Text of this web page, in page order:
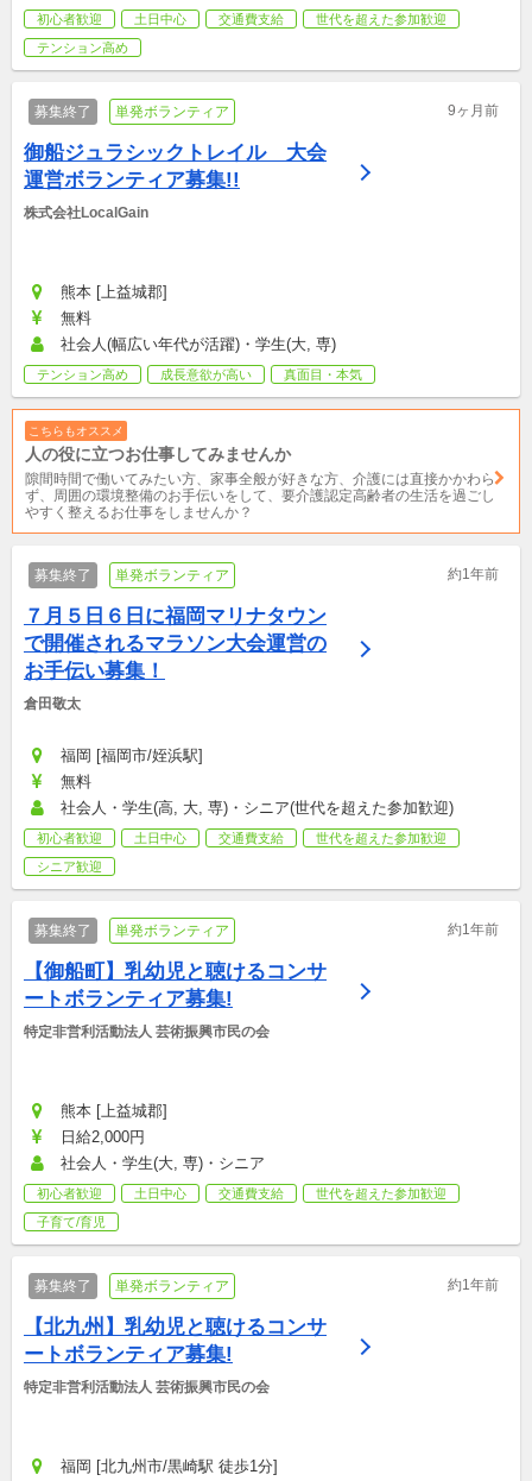
初心者歓迎 土日中心 交通費支給
世代を超えた参加歓迎
テンション高め
募集終了 単発ボランティア 9ヶ月前
御船ジュラシックトレイル　大会
運営ボランティア募集!!
株式会社LocalGain
熊本 [上益城郡]
無料
社会人(幅広い年代が活躍)・学生(大, 専)
テンション高め 成長意欲が高い 真面目・本気
こちらもオススメ
人の役に立つお仕事してみませんか
隙間時間で働いてみたい方、家事全般が好きな方、介護には直接かかわら
ず、周囲の環境整備のお手伝いをして、要介護認定高齢者の生活を過ごし
やすく整えるお仕事をしませんか？
募集終了 単発ボランティア 約1年前
７月５日６日に福岡マリナタウン
で開催されるマラソン大会運営の
お手伝い募集！
倉田敬太
福岡 [福岡市/姪浜駅]
無料
社会人・学生(高, 大, 専)・シニア(世代を超えた参加歓迎)
初心者歓迎 土日中心 交通費支給
世代を超えた参加歓迎
シニア歓迎
募集終了 単発ボランティア 約1年前
【御船町】乳幼児と聴けるコンサ
ートボランティア募集!
特定非営利活動法人 芸術振興市民の会
熊本 [上益城郡]
日給2,000円
社会人・学生(大, 専)・シニア
初心者歓迎 土日中心 交通費支給
世代を超えた参加歓迎
子育て/育児
募集終了 単発ボランティア 約1年前
【北九州】乳幼児と聴けるコンサ
ートボランティア募集!
特定非営利活動法人 芸術振興市民の会
福岡 [北九州市/黒崎駅 徒歩1分]